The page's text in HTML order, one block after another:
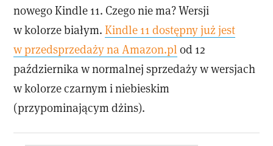
nowego Kindle 11. Czego nie ma? Wersji
w kolorze białym.Kindle 11 dostępny już jest
w przedsprzedaży na Amazon.pl od 12
października w normalnej sprzedaży w wersjach
w kolorze czarnym i niebieskim
(przypominającym dżins).